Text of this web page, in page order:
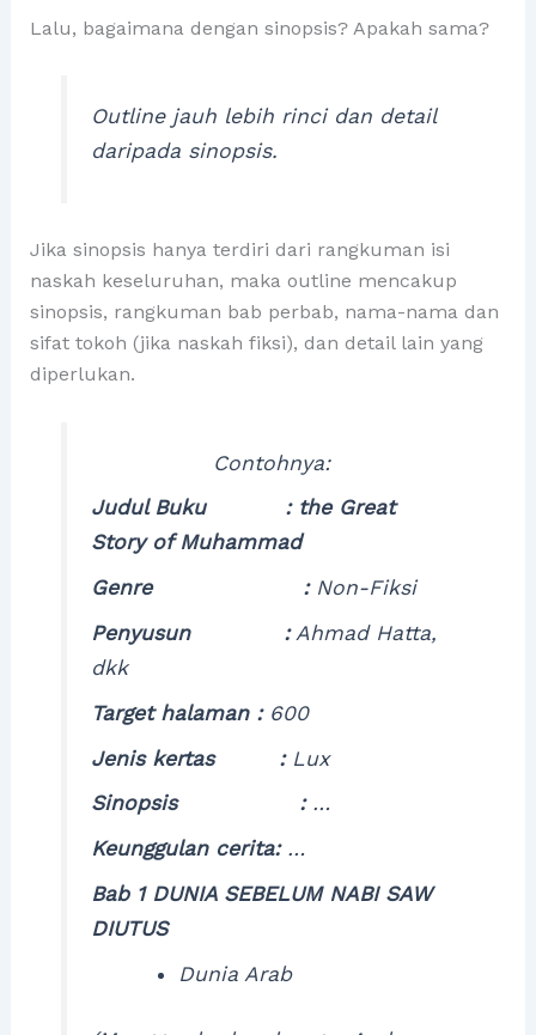
Lalu, bagaimana dengan sinopsis? Apakah sama?
Outline jauh lebih rinci dan detail
daripada sinopsis.
Jika sinopsis hanya terdiri dari rangkuman isi
naskah keseluruhan, maka outline mencakup
sinopsis, rangkuman bab perbab, nama-nama dan
sifat tokoh (jika naskah fiksi), dan detail lain yang
diperlukan.
Contohnya:
Judul Buku : the Great
Story of Muhammad
Genre :Non-Fiksi
Penyusun :Ahmad Hatta,
dkk
Target halaman :600
Jenis kertas :Lux
Sinopsis :…
Keunggulan cerita:…
Bab 1 DUNIA SEBELUM NABI SAW
DIUTUS
Dunia Arab